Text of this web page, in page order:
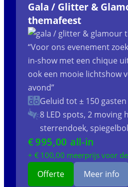
Gala / Glitter &
themafeest
“Voor ons evenement
in-show met een chique
ook een mooie lichtshow
avond”
Geluid tot ± 150 gasten
8 LED spots, 2 moving
sterrendoek,
€995,00 all-in
+ € 100,00 meerprijs voor
Offerte Meer info